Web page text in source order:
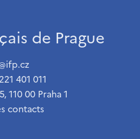
de Prague
401 011
110 00 Praha 1
contacts